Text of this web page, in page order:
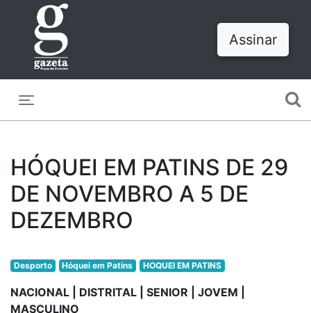
Assinar
HÓQUEI EM PATINS DE 29
DE NOVEMBRO A 5 DE
DEZEMBRO
Desporto Hóquei em Patins HOQUEI EM PATINS
NACIONAL | DISTRITAL | SENIOR | JOVEM |
MASCULINO